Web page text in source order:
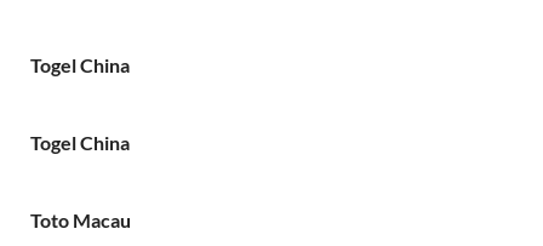
Togel China
Togel China
Toto Macau